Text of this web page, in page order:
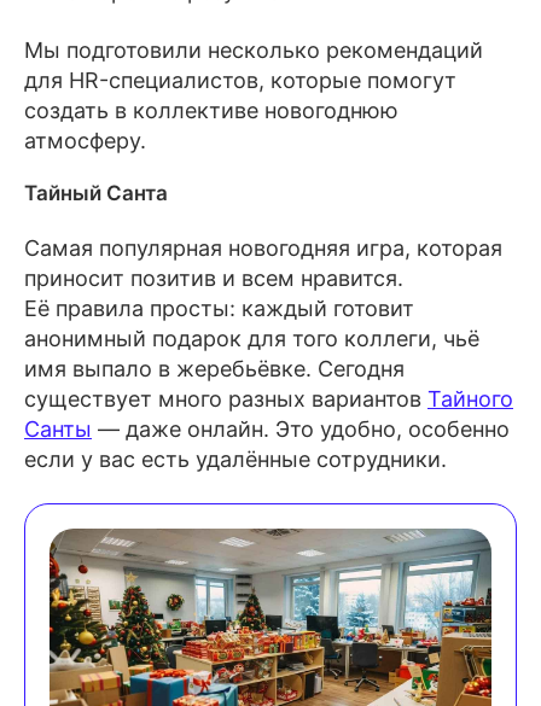
Мы подготовили несколько рекомендаций
для HR-специалистов, которые помогут
создать в коллективе новогоднюю
атмосферу.
Тайный Санта
Самая популярная новогодняя игра, которая
приносит позитив и всем нравится.
Её правила просты: каждый готовит
анонимный подарок для того коллеги, чьё
имя выпало в жеребьёвке. Сегодня
существует много разных вариантов Тайного
Санты — даже онлайн. Это удобно, особенно
если у вас есть удалённые сотрудники.